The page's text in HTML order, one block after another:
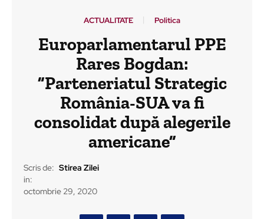
ACTUALITATE Politica
Europarlamentarul PPE
Rares Bogdan:
”Parteneriatul Strategic
România-SUA va fi
consolidat după alegerile
americane”
Scris de: Stirea Zilei
in:
octombrie 29, 2020